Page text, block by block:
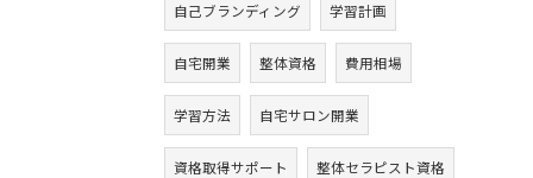
自己ブランディング 学習計画
自宅開業 整体資格 費用相場
学習方法 自宅サロン開業
資格取得サポート 整体セラピスト資格